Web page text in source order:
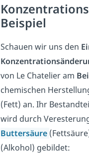
Beispiel
Schauen wir uns den
von Le Chatelier am
chemischen
(Fett) an. Ihr
wird durch
Buttersäure
(Alkohol) gebildet: